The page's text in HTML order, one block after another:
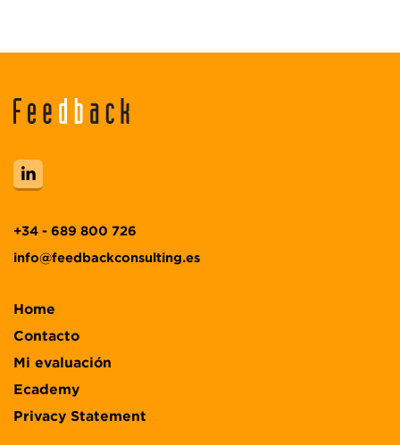
+34 - 689 800 726
info@feedbackconsulting.es
Home
Contacto
Mi evaluación
Ecademy
Privacy Statement